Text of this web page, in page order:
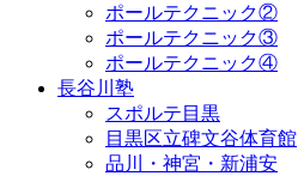
ポールテクニック②
ポールテクニック③
ポールテクニック④
長谷川塾
スポルテ目黒
目黒区立碑文谷体育館
品川・神宮・新浦安